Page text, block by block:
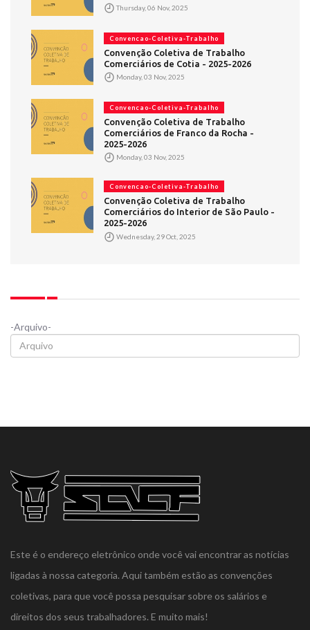
Thursday, 06 Nov, 2025
Convencao-Coletiva-Trabalho
Convenção Coletiva de Trabalho
Comerciários de Cotia - 2025-2026
Monday, 03 Nov, 2025
Convencao-Coletiva-Trabalho
Convenção Coletiva de Trabalho
Comerciários de Franco da Rocha -
2025-2026
Monday, 03 Nov, 2025
Convencao-Coletiva-Trabalho
Convenção Coletiva de Trabalho
Comerciários do Interior de São Paulo -
2025-2026
Wednesday, 29 Oct, 2025
-Arquivo-
Este é o endereço eletrônico onde você vai encontrar as notícias
ligadas à nossa categoria. Aqui também estão as convenções
coletivas, para que você possa pesquisar sobre os salários e
direitos dos seus trabalhadores. E muito mais!